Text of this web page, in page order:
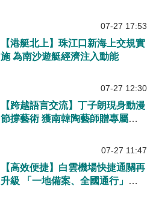
07-27 17:53
【港艇北上】珠江口新海上交規實
施 為南沙遊艇經濟注入動能
07-27 12:30
【跨越語言交流】丁子朗現身動漫
節撐藝術 獲南韓陶藝師贈專屬畫
07-27 11:47
【高效便捷】白雲機場快捷通關再
升級 「一地備案、全國通行」港